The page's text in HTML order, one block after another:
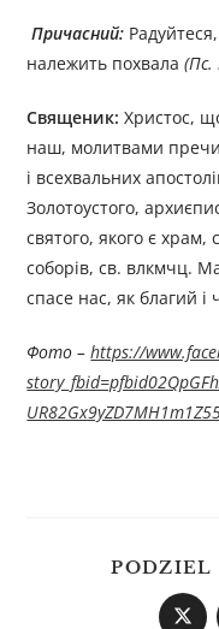
Причасний:
належить похвала(Пс.
Священик: Христос,
наш, молитвами
і всехвальних
Золотоустого,
святого, якого є храм,
соборів, св. влкмчц.
спасе нас, як благий і
Фото –https://
PODZIEL